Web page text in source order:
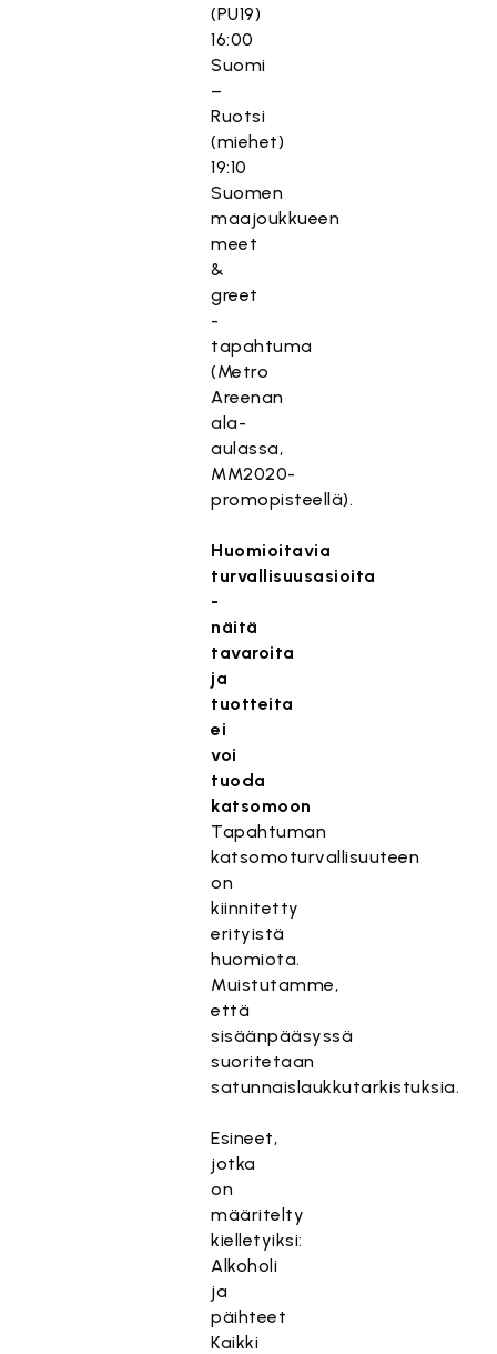
(PU19)
16:00
Suomi
–
Ruotsi
(miehet)
19:10
Suomen
maajoukkueen
meet
&
greet
-
tapahtuma
(Metro
Areenan
ala-
aulassa,
MM2020-
promopisteellä).
Huomioitavia
turvallisuusasioita
-
näitä
tavaroita
ja
tuotteita
ei
voi
tuoda
katsomoon
Tapahtuman
katsomoturvallisuuteen
on
kiinnitetty
erityistä
huomiota.
Muistutamme,
että
sisäänpääsyssä
suoritetaan
satunnaislaukkutarkistuksia.
Esineet,
jotka
on
määritelty
kielletyiksi:
Alkoholi
ja
päihteet
Kaikki